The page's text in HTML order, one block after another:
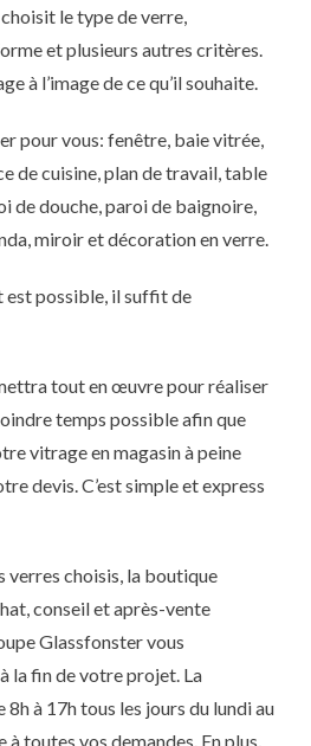
le type de verre,
et plusieurs autres critères.
à l’image de ce qu’il souhaite.
pour vous: fenêtre, baie vitrée,
de cuisine, plan de travail, table
de douche, paroi de baignoire,
miroir et décoration en verre.
possible, il suffit de
tout en œuvre pour réaliser
temps possible afin que
vitrage en magasin à peine
devis. C’est simple et express
verres choisis, la boutique
conseil et après-vente
Glassfonster vous
la fin de votre projet. La
à 17h tous les jours du lundi au
toutes vos demandes. En plus,